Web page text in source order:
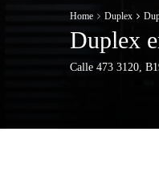
Home Duplex
Duplex
Calle 473 3120,